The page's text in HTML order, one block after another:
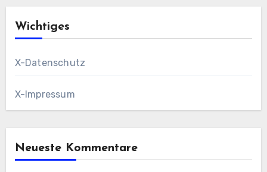
Wichtiges
X-Datenschutz
X-Impressum
Neueste Kommentare